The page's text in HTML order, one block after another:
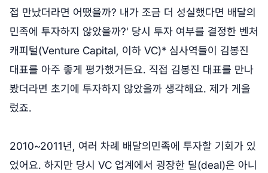
접 만났더라면 어땠을까? 내가 조금 더 성실했다면 배달의
민족에 투자하지 않았을까?' 당시 투자 여부를 결정한 벤처
캐피털(Venture Capital, 이하 VC)* 심사역들이 김봉진
대표를 아주 좋게 평가했거든요. 직접 김봉진 대표를 만나
봤더라면 초기에 투자하지 않았을까 생각해요. 제가 게을
렀죠.
2010~2011년, 여러 차례 배달의민족에 투자할 기회가 있
었어요. 하지만 당시 VC 업계에서 굉장한 딜(deal)은 아니